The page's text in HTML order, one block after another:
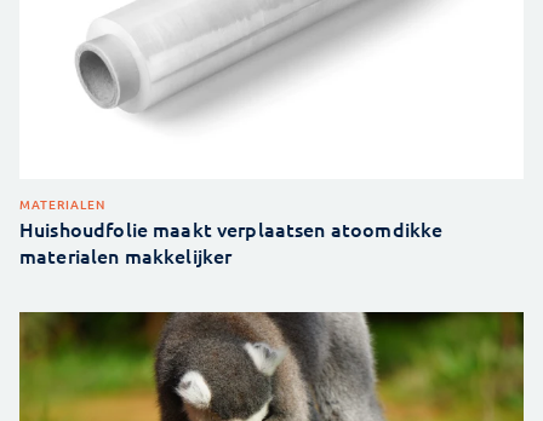
MATERIALEN
Huishoudfolie maakt verplaatsen atoomdikke
materialen makkelijker